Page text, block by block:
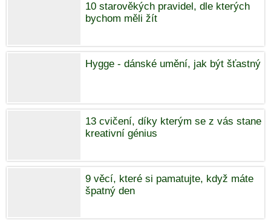
10 starověkých pravidel, dle kterých
bychom měli žít
Hygge - dánské umění, jak být šťastný
13 cvičení, díky kterým se z vás stane
kreativní génius
9 věcí, které si pamatujte, když máte
špatný den